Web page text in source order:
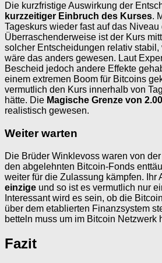
Die kurzfristige Auswirkung der
kurzzeitiger Einbruch des Kurses.
Tageskurs wieder fast auf das
Überraschenderweise ist der Kurs
solcher Entscheidungen relativ stabil,
wäre das anders gewesen. Laut
Bescheid jedoch andere Effekte
einem extremen Boom für Bitcoins
vermutlich den Kurs innerhalb von
hätte. Die Magische Grenze von
realistisch gewesen.
Weiter warten
Die Brüder Winklevoss waren von
den abgelehnten Bitcoin-Fonds
weiter für die Zulassung kämpfen. Ihr
einzige und so ist es vermutlich nur
Interessant wird es sein, ob die
über dem etablierten Finanzsystem
betteln muss um im Bitcoin Netzwerk
Fazit